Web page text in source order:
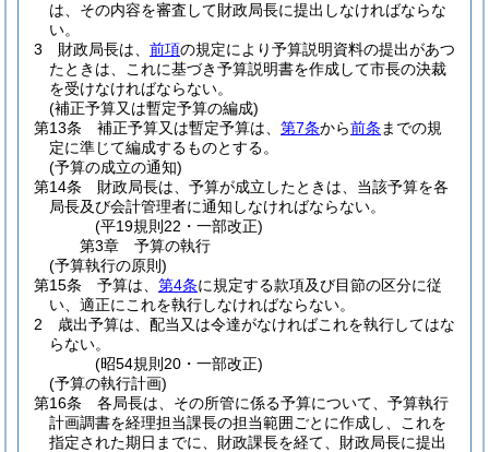
は、その内容を審査して財政局長に提出しなければならな
い。
3
財政局長は、 前項の規定により予算説明資料の提出があつ
たときは、これに基づき予算説明書を作成して市長の決裁
を受けなければならない。
(補正予算又は暫定予算の編成)
第13条
補正予算又は暫定予算は、 第7条から前条 までの規
定に準じて編成するものとする。
(予算の成立の通知)
第14条
財政局長は、予算が成立したときは、当該予算を各
局長及び会計管理者に通知しなければならない。
(平19規則22・一部改正)
第3章
予算の執行
(予算執行の原則)
第15条
予算は、 第4条に規定する款項及び目節の区分に従
い、適正にこれを執行しなければならない。
2
歳出予算は、配当又は令達がなければこれを執行してはな
らない。
(昭54規則20・一部改正)
(予算の執行計画)
第16条
各局長は、その所管に係る予算について、予算執行
計画調書を経理担当課長の担当範囲ごとに作成し、これを
指定された期日までに、財政課長を経て、財政局長に提出